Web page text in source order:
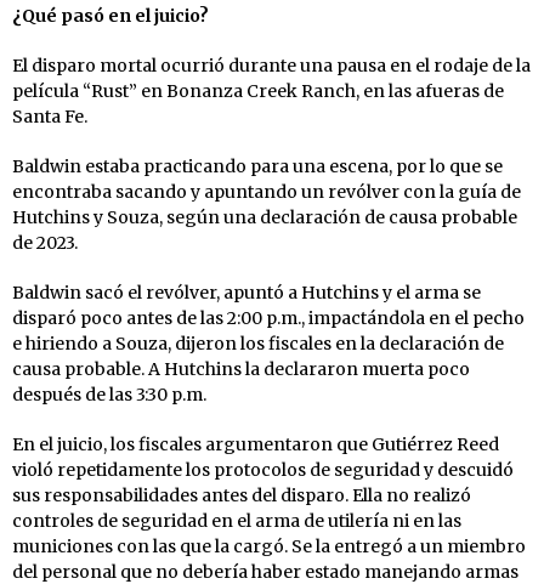
¿Qué pasó en el juicio?
El disparo mortal ocurrió durante una pausa en el rodaje de la
película “Rust” en Bonanza Creek Ranch, en las afueras de
Santa Fe.
Baldwin estaba practicando para una escena, por lo que se
encontraba sacando y apuntando un revólver con la guía de
Hutchins y Souza, según una declaración de causa probable
de 2023.
Baldwin sacó el revólver, apuntó a Hutchins y el arma se
disparó poco antes de las 2:00 p.m., impactándola en el pecho
e hiriendo a Souza, dijeron los fiscales en la declaración de
causa probable. A Hutchins la declararon muerta poco
después de las 3:30 p.m.
En el juicio, los fiscales argumentaron que Gutiérrez Reed
violó repetidamente los protocolos de seguridad y descuidó
sus responsabilidades antes del disparo. Ella no realizó
controles de seguridad en el arma de utilería ni en las
municiones con las que la cargó. Se la entregó a un miembro
del personal que no debería haber estado manejando armas